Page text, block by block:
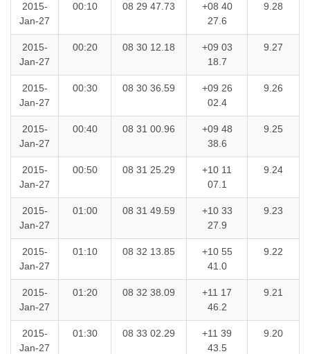
2015-
Jan-27
00:10 08 29 47.73
+08 40
27.6
9.28
2015-
Jan-27
00:20 08 30 12.18
+09 03
18.7
9.27
2015-
Jan-27
00:30 08 30 36.59
+09 26
02.4
9.26
2015-
Jan-27
00:40 08 31 00.96
+09 48
38.6
9.25
2015-
Jan-27
00:50 08 31 25.29
+10 11
07.1
9.24
2015-
Jan-27
01:00 08 31 49.59
+10 33
27.9
9.23
2015-
Jan-27
01:10 08 32 13.85
+10 55
41.0
9.22
2015-
Jan-27
01:20 08 32 38.09
+11 17
46.2
9.21
2015-
Jan-27
01:30 08 33 02.29
+11 39
43.5
9.20